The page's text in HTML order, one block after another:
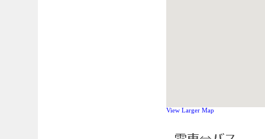
View Larger Map